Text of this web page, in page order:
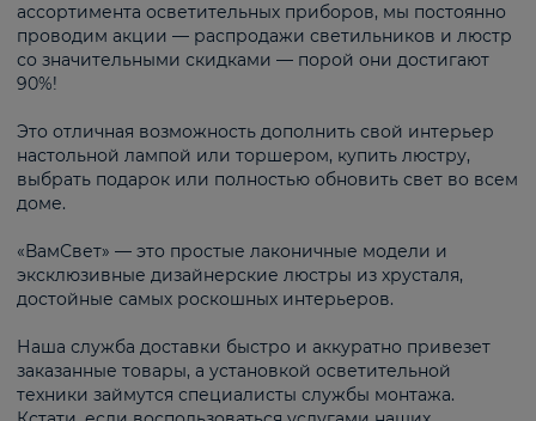
ассортимента осветительных приборов, мы постоянно
проводим акции — распродажи светильников и люстр
со значительными скидками — порой они достигают
90%!
Это отличная возможность дополнить свой интерьер
настольной лампой или торшером, купить люстру,
выбрать подарок или полностью обновить свет во всем
доме.
«ВамСвет» — это простые лаконичные модели и
эксклюзивные дизайнерские люстры из хрусталя,
достойные самых роскошных интерьеров.
Наша служба доставки быстро и аккуратно привезет
заказанные товары, а установкой осветительной
техники займутся специалисты службы монтажа.